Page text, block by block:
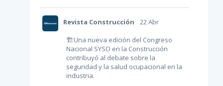
Revista Construcción
22 Abr
🏗Una nueva edición del Congreso
Nacional SYSO en la Construcción
contribuyó al debate sobre la
seguridad y la salud ocupacional en la
industria.